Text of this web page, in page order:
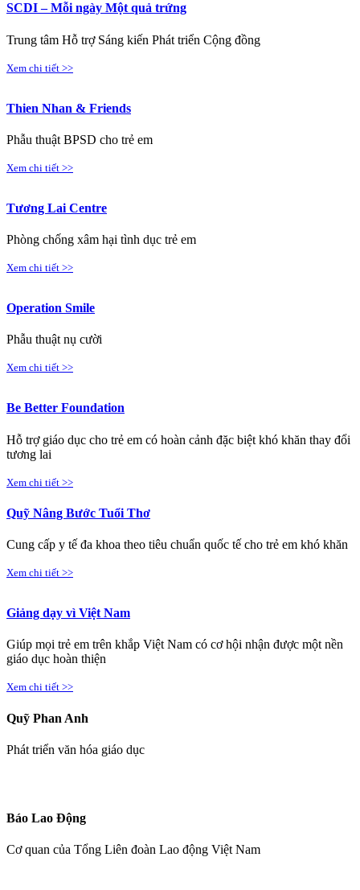
SCDI – Mỗi ngày Một quả trứng
Trung tâm Hỗ trợ Sáng kiến Phát triển Cộng đồng
Xem chi tiết >>
Thien Nhan & Friends
Phẫu thuật BPSD cho trẻ em
Xem chi tiết >>
Tương Lai Centre
Phòng chống xâm hại tình dục trẻ em
Xem chi tiết >>
Operation Smile
Phẫu thuật nụ cười
Xem chi tiết >>
Be Better Foundation
Hỗ trợ giáo dục cho trẻ em có hoàn cảnh đặc biệt khó khăn thay đổi
tương lai
Xem chi tiết >>
Quỹ Nâng Bước Tuổi Thơ
Cung cấp y tế đa khoa theo tiêu chuẩn quốc tế cho trẻ em khó khăn
Xem chi tiết >>
Giảng dạy vì Việt Nam
Giúp mọi trẻ em trên khắp Việt Nam có cơ hội nhận được một nền
giáo dục hoàn thiện
Xem chi tiết >>
Quỹ Phan Anh
Phát triển văn hóa giáo dục
Báo Lao Động
Cơ quan của Tổng Liên đoàn Lao động Việt Nam